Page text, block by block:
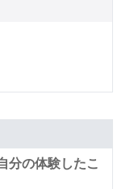
分の体験したこ